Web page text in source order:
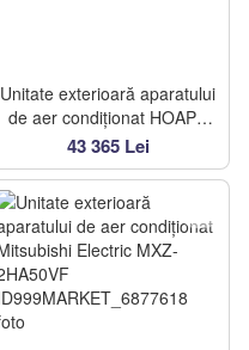
Unitate exterioară aparatului
de aer condiționat HOAPP
FREE FIVE HXZ-5G130VA
43 365 Lei